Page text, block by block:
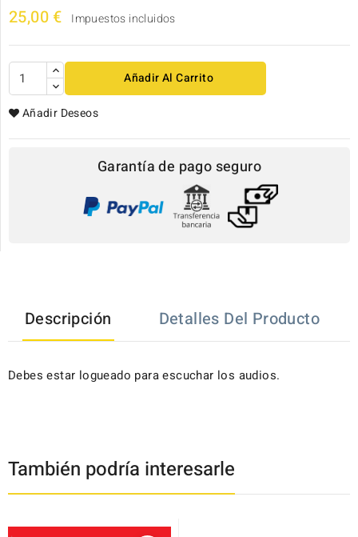
25,00 € Impuestos incluidos
Añadir Al Carrito
Añadir Deseos
Garantía de pago seguro
Descripción Detalles Del Producto
Debes estar logueado para escuchar los audios.
También podría interesarle